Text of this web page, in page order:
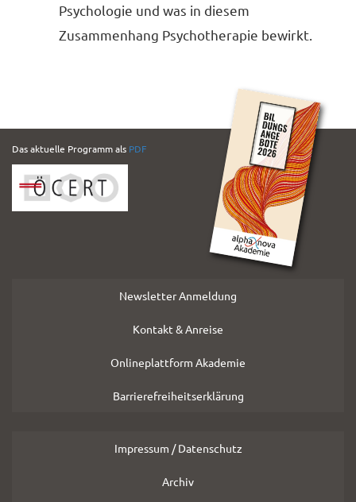
Psychologie und was in diesem
Zusammenhang Psychotherapie bewirkt.
PDF
Folder
Das aktuelle Programm als PDF
Newsletter Anmeldung
Kontakt & Anreise
Onlineplattform Akademie
Barrierefreiheitserklärung
Impressum / Datenschutz
Archiv